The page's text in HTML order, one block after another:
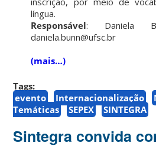
língua.
Responsável: Daniela
daniela.bunn@ufsc.br
(mais…)
Tags:
evento
Internacionalização
Temáticas
SEPEX SINTEGRA
Sintegra convida